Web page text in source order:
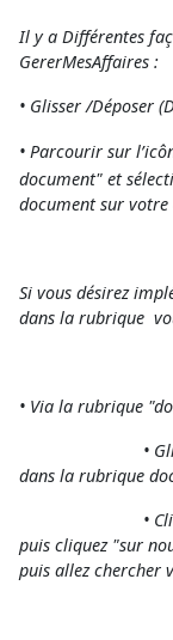
Il y a Différentes
GererMesAffaires :
• Glisser /Déposer
• Parcourir sur
document" et
document sur votre
Si vous désirez
dans la rubrique
• Via la rubrique
• Glisser /
dans la rubrique
• Cliquez sur
puis cliquez "sur
puis allez chercher